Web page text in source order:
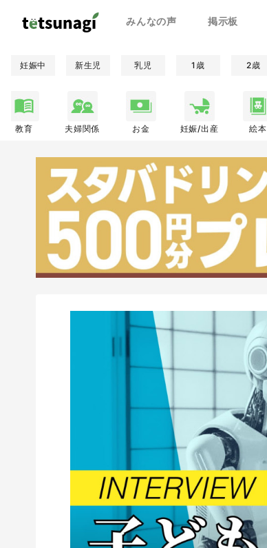
みんなの声 掲示板
妊娠中 新生児 乳児 1歳 2歳
教育 夫婦関係 お金 妊娠/出産 絵本